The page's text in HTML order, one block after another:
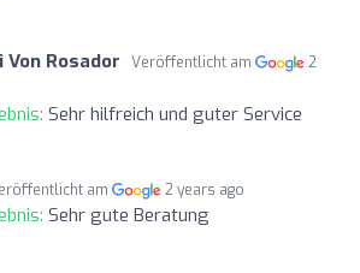
Rosador Veröffentlicht am
2
Sehr hilfreich und guter Service
am 2 years ago
Sehr gute Beratung